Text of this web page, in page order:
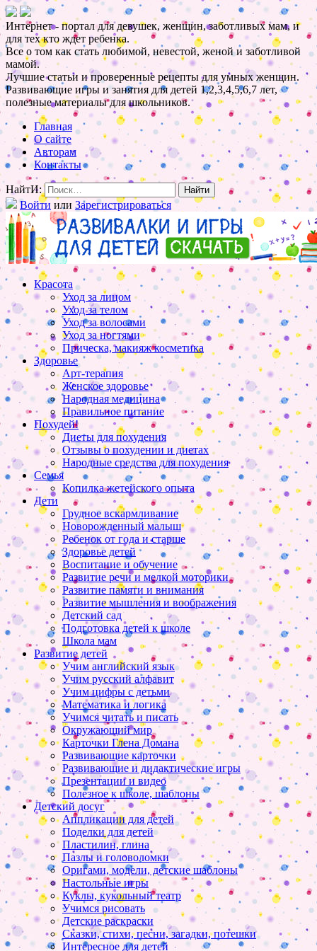
Интернет - портал для девушек, женщин, заботливых мам, и
для тех кто ждет ребенка.
Все о том как стать любимой, невестой, женой и заботливой
мамой.
Лучшие статьи и проверенные рецепты для умных женщин.
Развивающие игры и занятия для детей 1,2,3,4,5,6,7 лет,
полезные материалы для школьников.
Главная
О сайте
Авторам
Контакты
НайтИ:
Войти или Зарегистрироваться
Красота
Уход за лицом
Уход за телом
Уход за волосами
Уход за ногтями
Прическа, макияж косметика
Здоровье
Арт-терапия
Женское здоровье
Народная медицина
Правильное питание
Похудей!
Диеты для похудения
Отзывы о похудении и диетах
Народные средства для похудения
Семья
Копилка жетейского опыта
Дети
Грудное вскармливание
Новорожденный малыш
Ребенок от года и старше
Здоровье детей
Воспитание и обучение
Развитие речи и мелкой моторики
Развитие памяти и внимания
Развитие мышления и воображения
Детский сад
Подготовка детей к школе
Школа мам
Развитие детей
Учим английский язык
Учим русский алфавит
Учим цифры с детьми
Математика и логика
Учимся читать и писать
Окружающий мир
Карточки Глена Домана
Развивающие карточки
Развивающие и дидактические игры
Презентации и видео
Полезное к школе, шаблоны
Детский досуг
Аппликации для детей
Поделки для детей
Пластилин, глина
Пазлы и головоломки
Оригами, модели, детские шаблоны
Настольные игры
Куклы, кукольный театр
Учимся рисовать
Детские раскраски
Сказки, стихи, песни, загадки, потешки
Интересное для детей